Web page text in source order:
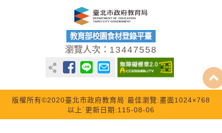
教育部校園食材登錄平臺
瀏覽人次： 13447558
版權所有©2020臺北市政府教育局˙最佳瀏覽:畫面1024×768
以上˙更新日期:115-08-06